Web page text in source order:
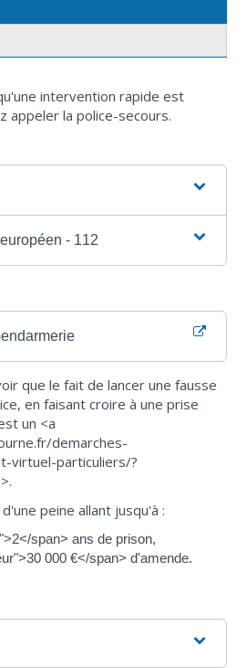
intervention rapide est
appeler la police-secours.
- 112
que le fait de lancer une fausse
en faisant croire à une prise
un <a
demarches-
virtuel-particuliers/?
peine allant jusqu'à :
span> ans de prison,
000 €</span> d'amende.